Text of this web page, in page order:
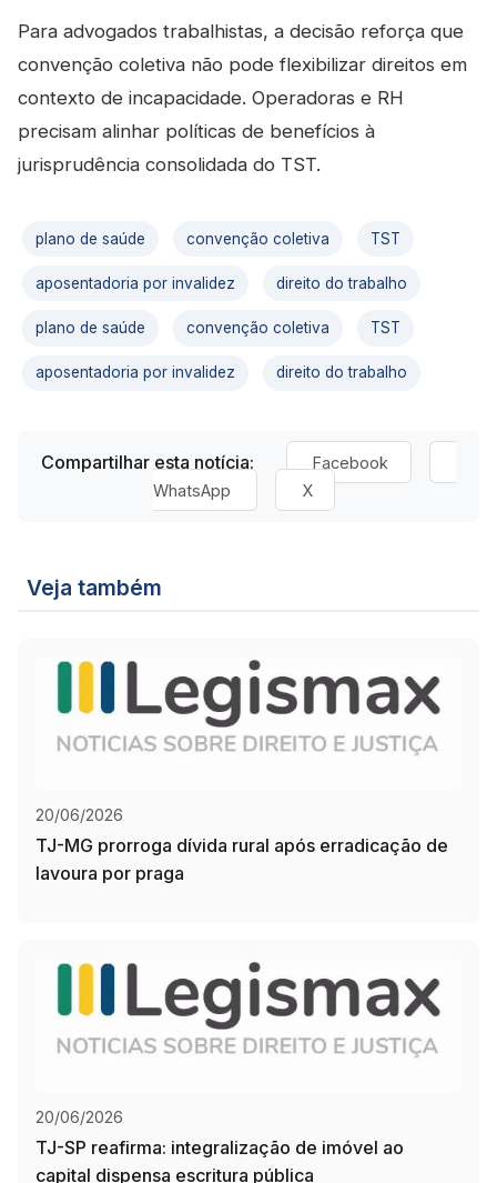
Para advogados trabalhistas, a decisão reforça que
convenção coletiva não pode flexibilizar direitos em
contexto de incapacidade. Operadoras e RH
precisam alinhar políticas de benefícios à
jurisprudência consolidada do TST.
plano de saúde convenção coletiva TST
aposentadoria por invalidez direito do trabalho
plano de saúde convenção coletiva TST
aposentadoria por invalidez direito do trabalho
Compartilhar esta notícia:
Facebook
WhatsApp
X
Veja também
20/06/2026
TJ-MG prorroga dívida rural após erradicação de
lavoura por praga
20/06/2026
TJ-SP reafirma: integralização de imóvel ao
capital dispensa escritura pública